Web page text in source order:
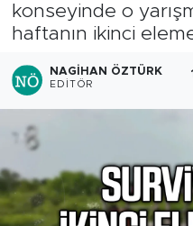
konseyinde o
haftanın ikinci
NAGIHAN ÖZTÜRK
EDITÖR
Son Dakika
Haber Arşivi